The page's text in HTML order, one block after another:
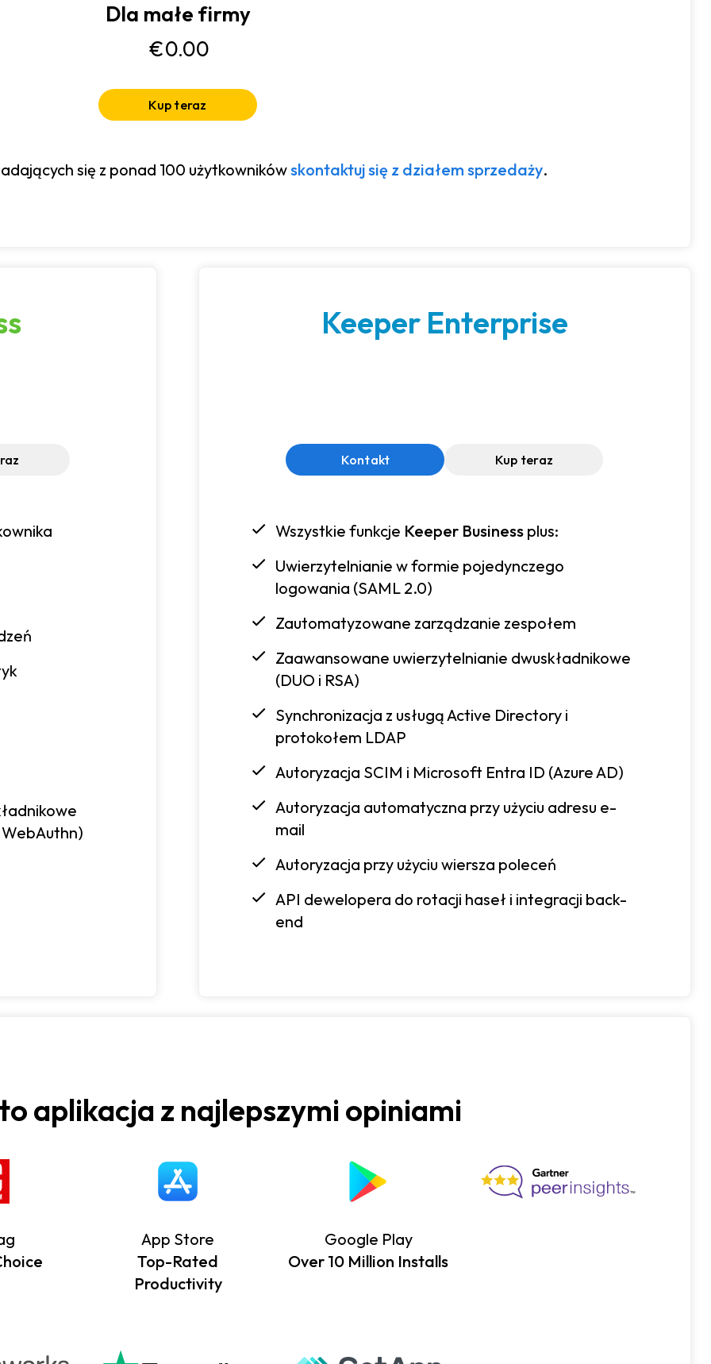
Dla małe firmy
€0.00
Kup teraz
się z ponad 100 użytkownikówskontaktuj się z działem sprzedaży.
Keeper Enterprise
Kontakt Kup teraz
Wszystkie funkcje Keeper Businessplus:
Uwierzytelnianie w formie pojedynczego
logowania (SAML 2.0)
Zautomatyzowane zarządzanie zespołem
Zaawansowane uwierzytelnianie dwuskładnikowe
(DUO i RSA)
Synchronizacja z usługą Active Directory i
protokołem LDAP
Autoryzacja SCIM i Microsoft Entra ID (Azure AD)
Autoryzacja automatyczna przy użyciu adresu e-
mail
Autoryzacja przy użyciu wiersza poleceń
API dewelopera do rotacji haseł i integracji back-
end
aplikacja z najlepszymi opiniami
App Store
Top-Rated
Productivity
Google Play
Over 10 Million Installs